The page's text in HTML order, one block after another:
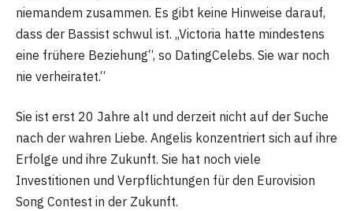
niemandem zusammen. Es gibt keine Hinweise darauf,
dass der Bassist schwul ist. „Victoria hatte mindestens
eine frühere Beziehung“, so DatingCelebs. Sie war noch
nie verheiratet.“
Sie ist erst 20 Jahre alt und derzeit nicht auf der Suche
nach der wahren Liebe. Angelis konzentriert sich auf ihre
Erfolge und ihre Zukunft. Sie hat noch viele
Investitionen und Verpflichtungen für den Eurovision
Song Contest in der Zukunft.